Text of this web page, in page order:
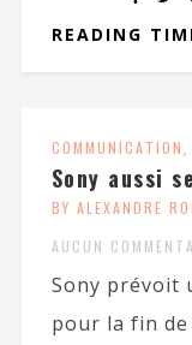
READING
COMMUNICATION,
Sony aussi
BY ALEXANDRE
AUCUN
Sony prévoit
pour la fin de